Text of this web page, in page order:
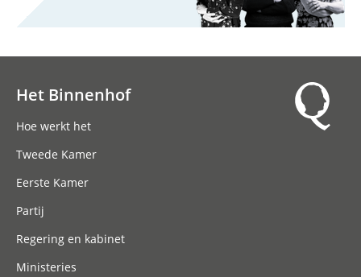
Het Binnenhof
Hoe werkt het
Tweede Kamer
Eerste Kamer
Partij
Regering en kabinet
Ministeries